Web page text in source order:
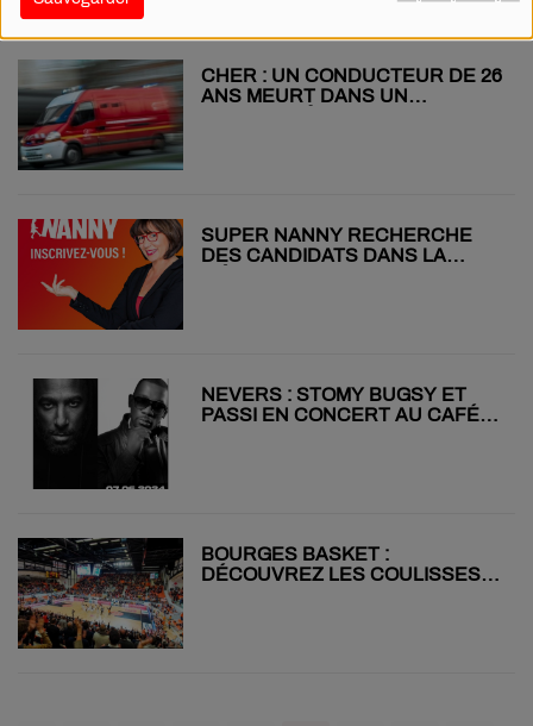
CHER : UN CONDUCTEUR DE 26
ANS MEURT DANS UN
SUPER NANNY RECHERCHE
DES CANDIDATS DANS LA
NEVERS : STOMY BUGSY ET
PASSI EN CONCERT AU CAFÉ
BOURGES BASKET :
DÉCOUVREZ LES COULISSES